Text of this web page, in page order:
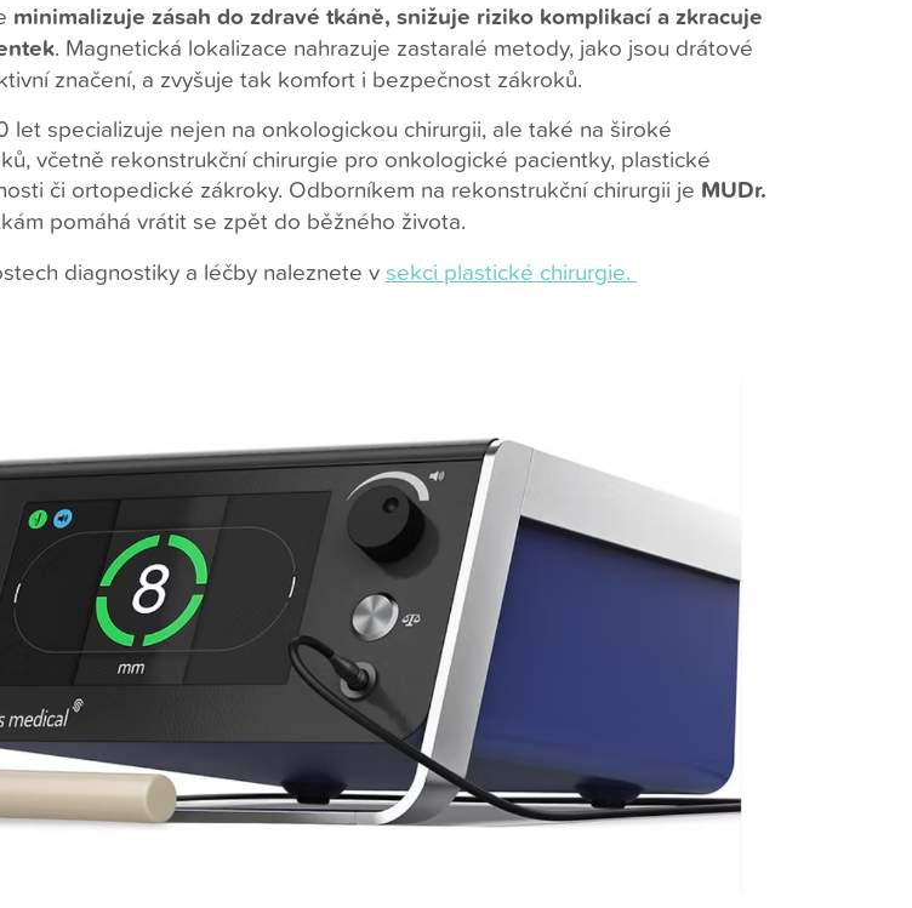
minimalizuje zásah do zdravé tkáně, snižuje riziko komplikací a zkracuje
. Magnetická lokalizace nahrazuje zastaralé metody, jako jsou drátové
značení, a zvyšuje tak komfort i bezpečnost zákroků.
let specializuje nejen na onkologickou chirurgii, ale také na široké
včetně rekonstrukční chirurgie pro onkologické pacientky, plastické
či ortopedické zákroky. Odborníkem na rekonstrukční chirurgii je MUDr.
pomáhá vrátit se zpět do běžného života.
diagnostiky a léčby naleznete v sekci plastické chirurgie.